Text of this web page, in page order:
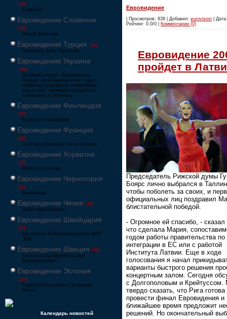
[13]
Eurovízia
Евровидение Словения
[26]
Pesem Evrovizije
Евровидение Турция [66]
Eurovision Şarkı Yarışması
Евровидение Украина
[796]
Пісенний конкурс Євробачення
Конкурс пісні Євробачення - одне з
найбільш популярних телевізійних
шоу в світі, проводиться щорічно,
починаючи з 1956 року
Евровидение Финляндия
[33]
Eurovision laulukilpailu
Евровидение Франция
[49]
Concours Eurovision de la chanson
Евровидение Хорватия
[22]
Pjesma Eurovizije
Евровидение Черногория
[21]
Montevizija
Евровидение Чехия [26]
Velká cena Eurovize
Евровидение Швейцария
[35]
Die Grosse Entscheidungsshow SRG
SSR
Евровидение Швеция [48]
Eurovisionsschlagerfestivalen
Melodifestivalen
Евровидение Эстония
[226]
Eesti Laul Eurovisioon Эстонская
Песня
Календарь новостей
Евровидение
| Просмотров: 839 | Добавил: eurovision |
Рейтинг: 0.0/0 | Комментарии (0)
Евровидение
пройдет в
Председатель Рижской думы
Боярс лично выбрался в
чтобы поболеть за своих, и
официальных лиц поздравил
блистательной победой.
- Огромное ей спасибо, -
что сделала Мария,
годом работы правительства по
интеграции в ЕС или с работой
Института Латвии. Еще в ходе
голосования я начал
варианты быстрого решения
концертным залом. Сегодня
с Долгополовым и Крейтуссом.
твердо сказать, что Рига готова
провести финал Евровидения и
ближайшее время предложит
решений. Но окончательный